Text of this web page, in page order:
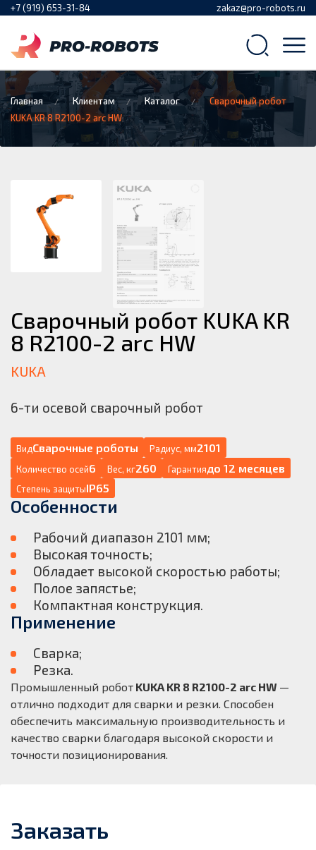
+7 (919) 653-31-84 zakaz@pro-robots.ru
Главная Клиентам Каталог
Сварочный робот
KUKA KR 8 R2100-2 arc HW
Сварочный робот KUKA KR
8 R2100-2 arc HW
KUKA
6-ти осевой сварочный робот
ВидСварочные роботы Радиус, мм2101
Количество осей6 Вес, кг260 Гарантиядо 12 месяцев
Степень защитыIP65
Особенности
Рабочий диапазон 2101 мм;
Высокая точность;
Обладает высокой скоростью работы;
Полое запястье;
Компактная конструкция.
Применение
Сварка;
Резка.
Промышленный робот KUKA KR 8 R2100-2 arc HW —
отлично подходит для сварки и резки. Способен
обеспечить максимальную производительность и
качество сварки благодаря высокой скорости и
точности позиционирования.
Заказать